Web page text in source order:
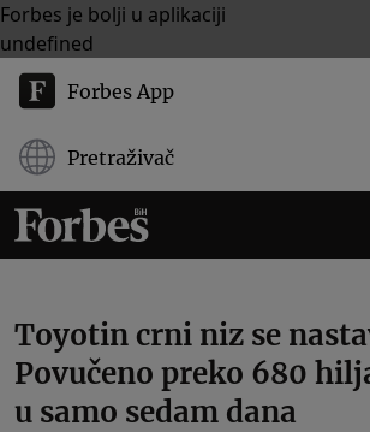
Forbes je bolji u aplikaciji
undefined
Forbes App
Pretraživač
Toyotin crni niz se
Povučeno preko 680
u samo sedam dana